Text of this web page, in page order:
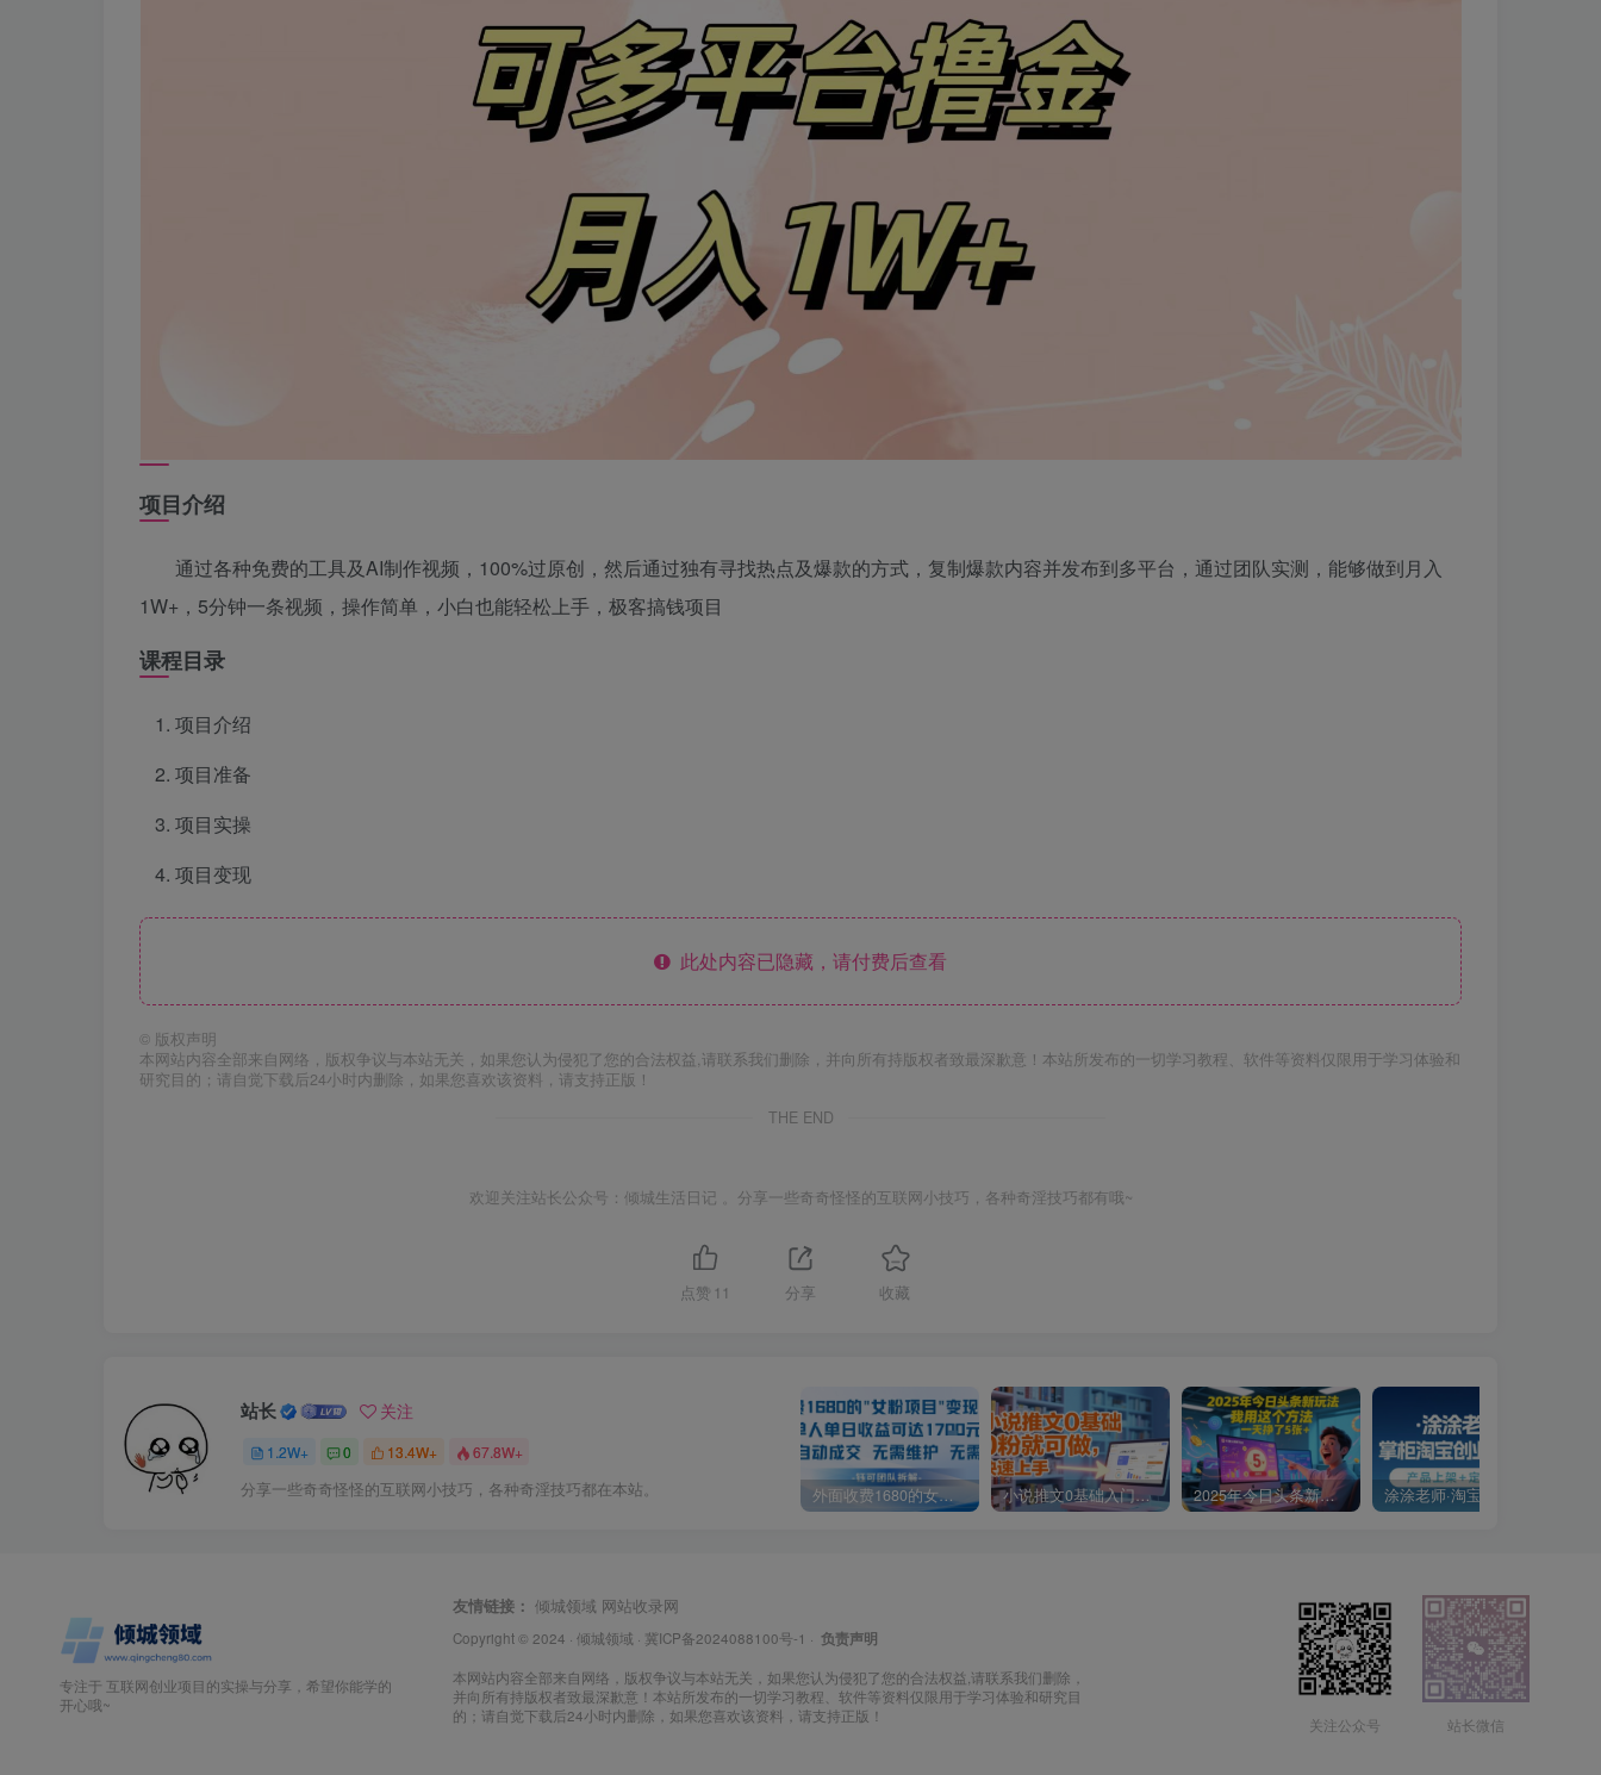
项目介绍
通过各种免费的工具及AI制作视频，100%过原创，然后通过独有寻找热点及爆款的方式，复制爆款内容并发布到多平台，通过团队实测，能够做到月入
1W+，5分钟一条视频，操作简单，小白也能轻松上手，极客搞钱项目
课程目录
项目介绍
项目准备
项目实操
项目变现
此处内容已隐藏，请付费后查看
© 版权声明
本网站内容全部来自网络，版权争议与本站无关，如果您认为侵犯了您的合法权益,请联系我们删除，并向所有持版权者致最深歉意！本站所发布的一切学习教程、软件等资料仅限用于学习体验和
研究目的；请自觉下载后24小时内删除，如果您喜欢该资料，请支持正版！
THE END
欢迎关注站长公众号：倾城生活日记 。分享一些奇奇怪怪的互联网小技巧，各种奇淫技巧都有哦~
点赞 11 分享 收藏
站长 关注
1.2W+ 0 13.4W+ 67.8W+
分享一些奇奇怪怪的互联网小技巧，各种奇淫技巧都在本站。 外面收费1680的女粉项目变现，单人单日收益可达1.7k，全自动成交无需维护 小说推文0基础入门教程，0粉就可做，快速上手 2025年今日头条新玩法，我用这个方法，一天挣了5张+
专注于 互联网创业项目的实操与分享，希望你能学的
开心哦~
友情链接： 倾城领域 网站收录网
Copyright © 2024 · 倾城领域 · 冀ICP备2024088100号-1 · 负责声明
本网站内容全部来自网络，版权争议与本站无关，如果您认为侵犯了您的合法权益,请联系我们删除，
并向所有持版权者致最深歉意！本站所发布的一切学习教程、软件等资料仅限用于学习体验和研究目
的；请自觉下载后24小时内删除，如果您喜欢该资料，请支持正版！
关注公众号 站长微信